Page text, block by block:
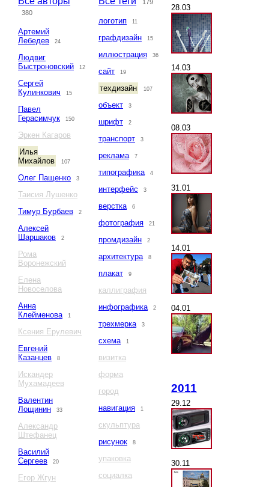
380
Артемий
Лебедев
24
Людвиг
Быстроновский
12
Сергей
Кулинкович
15
Павел
Герасимчук
150
Эркен Кагаров
Илья
Михайлов
107
Олег Пащенко 3
Таисия Лушенко
Тимур Бурбаев
2
Алексей
Шаршаков
2
Рома
Воронежский
Елена
Новоселова
Анна
Клейменова
1
Ксения Ерулевич
Евгений
Казанцев
8
Искандер
Мухамадеев
Валентин
Лощинин
33
Александр
Штефанец
Василий
Сергеев
20
Егор Жгун
179
логотип 11
графдизайн 15
иллюстрация 36
сайт 19
техдизайн 107
объект 3
шрифт 2
транспорт 3
реклама 7
типографика 4
интерфейс 3
верстка 6
фотография 21
промдизайн 2
архитектура 8
плакат 9
каллиграфия
инфографика
2
трехмерка 3
схема 1
визитка
форма
город
навигация
1
скульптура
рисунок
8
упаковка
социалка
28.03
14.03
08.03
31.01
14.01
04.01
2011
29.12
30.11